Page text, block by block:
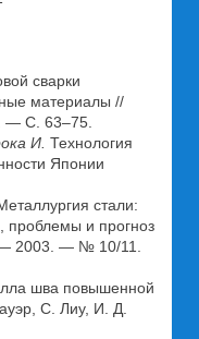
сварки
материалы //
— С. 63–75.
И. Технология
Японии
стали:
проблемы и прогноз
2003. — № 10/11.
шва повышенной
С. Лиу, И. Д.